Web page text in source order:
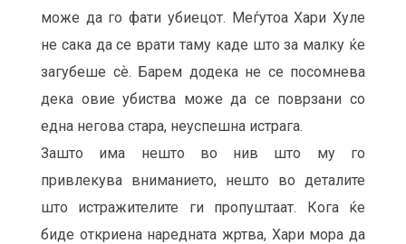
може да го фати убиецот. Меѓутоа Хари Хуле
не сака да се врати таму каде што за малку ќе
загубеше сѐ. Барем додека не се посомнева
дека овие убиства може да се поврзани со
една негова стара, неуспешна истрага.
Зашто има нешто во нив што му го
привлекува вниманието, нешто во деталите
што истражителите ги пропуштаат. Кога ќе
биде откриена наредната жртва, Хари мора да